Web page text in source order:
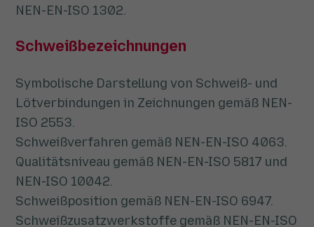
NEN-EN-ISO 1302.
Schweißbezeichnungen
Symbolische Darstellung von Schweiß- und
Lötverbindungen in Zeichnungen gemäß NEN-
ISO 2553.
Schweißverfahren gemäß NEN-EN-ISO 4063.
Qualitätsniveau gemäß NEN-EN-ISO 5817 und
NEN-ISO 10042.
Schweißposition gemäß NEN-EN-ISO 6947.
Schweißzusatzwerkstoffe gemäß NEN-EN-ISO